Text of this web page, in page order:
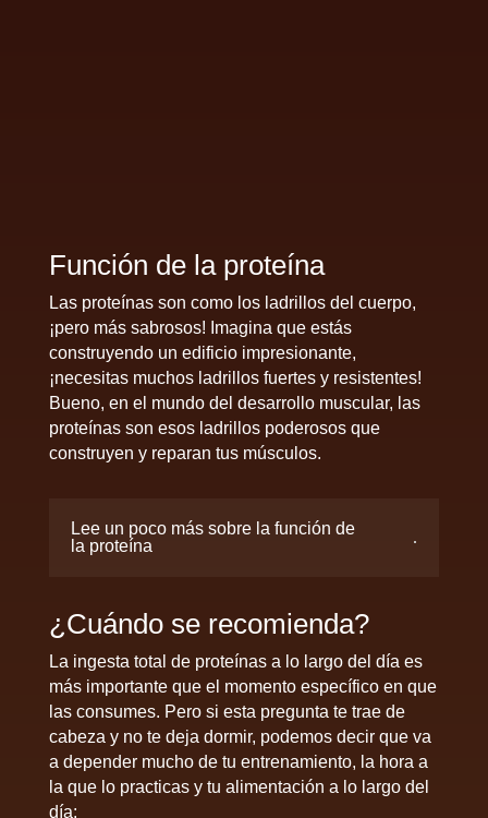
Función de la proteína
Las proteínas son como los ladrillos del cuerpo,
¡pero más sabrosos! Imagina que estás
construyendo un edificio impresionante,
¡necesitas muchos ladrillos fuertes y resistentes!
Bueno, en el mundo del desarrollo muscular, las
proteínas son esos ladrillos poderosos que
construyen y reparan tus músculos.
Lee un poco más sobre la función de
la proteína
¿Cuándo se recomienda?
La ingesta total de proteínas a lo largo del día es
más importante que el momento específico en que
las consumes. Pero si esta pregunta te trae de
cabeza y no te deja dormir, podemos decir que va
a depender mucho de tu entrenamiento, la hora a
la que lo practicas y tu alimentación a lo largo del
día: